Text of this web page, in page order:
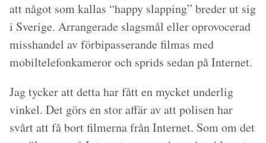
att något som kallas “happy slapping” breder ut sig
i Sverige. Arrangerade slagsmål eller oprovocerad
misshandel av förbipasserande filmas med
mobiltelefonkameror och sprids sedan på Internet.
Jag tycker att detta har fått en mycket underlig
vinkel. Det görs en stor affär av att polisen har
svårt att få bort filmerna från Internet. Som om det